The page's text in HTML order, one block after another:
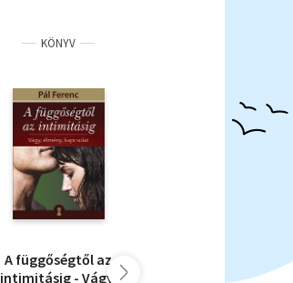
KÖNYV
A függőségtől az
intimitásig - Vágy,
Bízz
Önértékelés,